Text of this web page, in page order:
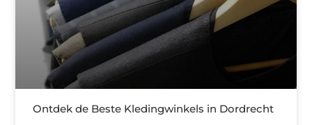
Ontdek de Beste Kledingwinkels in Dordrecht